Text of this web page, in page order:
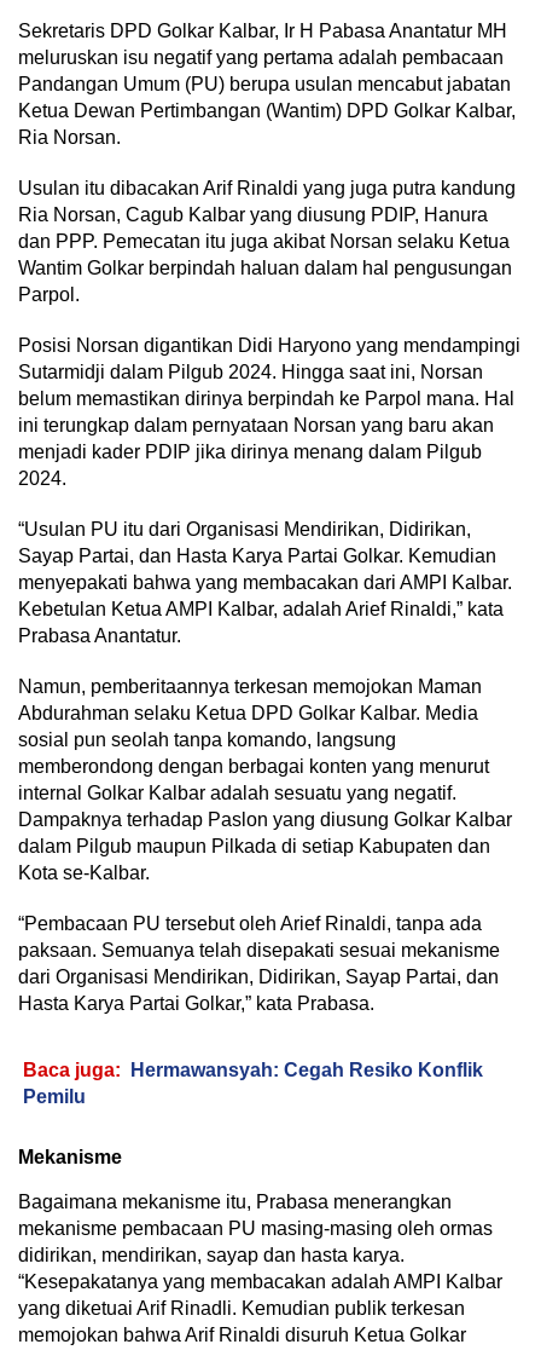
Sekretaris DPD Golkar Kalbar, Ir H Pabasa Anantatur MH
meluruskan isu negatif yang pertama adalah pembacaan
Pandangan Umum (PU) berupa usulan mencabut jabatan
Ketua Dewan Pertimbangan (Wantim) DPD Golkar Kalbar,
Ria Norsan.
Usulan itu dibacakan Arif Rinaldi yang juga putra kandung
Ria Norsan, Cagub Kalbar yang diusung PDIP, Hanura
dan PPP. Pemecatan itu juga akibat Norsan selaku Ketua
Wantim Golkar berpindah haluan dalam hal pengusungan
Parpol.
Posisi Norsan digantikan Didi Haryono yang mendampingi
Sutarmidji dalam Pilgub 2024. Hingga saat ini, Norsan
belum memastikan dirinya berpindah ke Parpol mana. Hal
ini terungkap dalam pernyataan Norsan yang baru akan
menjadi kader PDIP jika dirinya menang dalam Pilgub
2024.
“Usulan PU itu dari Organisasi Mendirikan, Didirikan,
Sayap Partai, dan Hasta Karya Partai Golkar. Kemudian
menyepakati bahwa yang membacakan dari AMPI Kalbar.
Kebetulan Ketua AMPI Kalbar, adalah Arief Rinaldi,” kata
Prabasa Anantatur.
Namun, pemberitaannya terkesan memojokan Maman
Abdurahman selaku Ketua DPD Golkar Kalbar. Media
sosial pun seolah tanpa komando, langsung
memberondong dengan berbagai konten yang menurut
internal Golkar Kalbar adalah sesuatu yang negatif.
Dampaknya terhadap Paslon yang diusung Golkar Kalbar
dalam Pilgub maupun Pilkada di setiap Kabupaten dan
Kota se-Kalbar.
“Pembacaan PU tersebut oleh Arief Rinaldi, tanpa ada
paksaan. Semuanya telah disepakati sesuai mekanisme
dari Organisasi Mendirikan, Didirikan, Sayap Partai, dan
Hasta Karya Partai Golkar,” kata Prabasa.
Baca juga:
Hermawansyah: Cegah Resiko Konflik
Pemilu
Mekanisme
Bagaimana mekanisme itu, Prabasa menerangkan
mekanisme pembacaan PU masing-masing oleh ormas
didirikan, mendirikan, sayap dan hasta karya.
“Kesepakatanya yang membacakan adalah AMPI Kalbar
yang diketuai Arif Rinadli. Kemudian publik terkesan
memojokan bahwa Arif Rinaldi disuruh Ketua Golkar